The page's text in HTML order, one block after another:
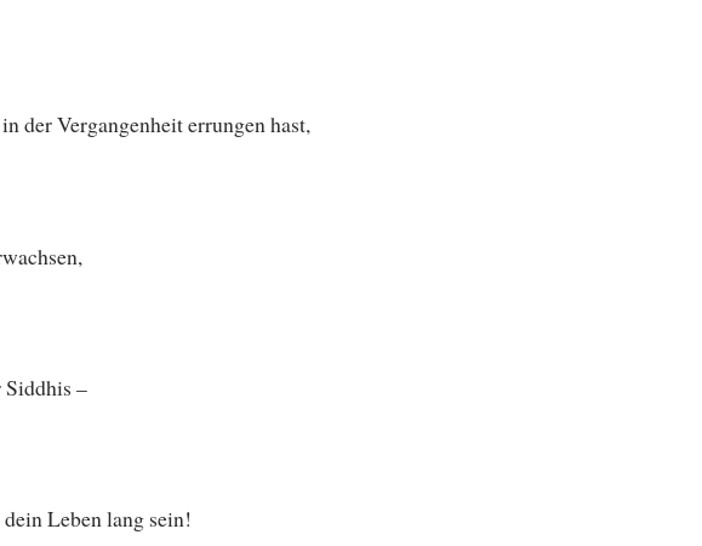
der Vergangenheit errungen hast,
–
Leben lang sein!